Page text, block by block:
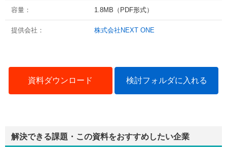
容量： 1.8MB（PDF形式）
提供会社： 株式会社NEXT ONE
資料ダウンロード 検討フォルダに入れる
解決できる課題・この資料をおすすめしたい企業